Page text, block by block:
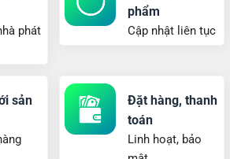
phát
phẩm
Cập nhật liên tục
sản
Đặt hàng, thanh
toán
Linh hoạt, bảo